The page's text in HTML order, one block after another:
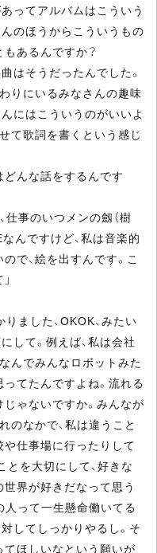
ってアルバムはこういう
のほうからこういうもの
あるんですか？
はそうだったんでした。
りにいるみなさんの趣味
にはこういうのがいいよ
て歌詞を書くという感じ
んな話をするんです
事のいつメンの劔（樹
んですけど、私は音楽的
で、絵を出すんです。こ
ました、OKOK、みたい
して。例えば、私は会社
んでみんなロボットみた
てたんですよね。流れる
ゃないですか。みんなが
のなかで、私は違うこと
仕事場に行ったりして
とを大切にして、好きな
界が好きだなって思う
人って一生懸命働いてる
してしっかりやるし。そ
ほしいなという願いが